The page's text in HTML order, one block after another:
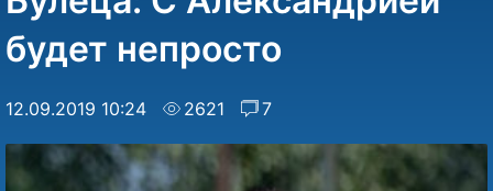
будет непросто
12.09.2019 10:24 2621 7